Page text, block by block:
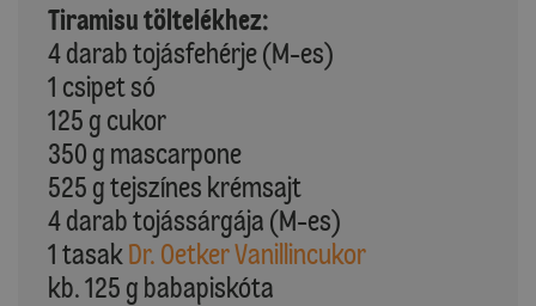
Tiramisu töltelékhez:
4 darab tojásfehérje (M-es)
1 csipet só
125 g cukor
350 g mascarpone
525 g tejszínes krémsajt
4 darab tojássárgája (M-es)
1 tasak Dr. Oetker Vanillincukor
kb. 125 g babapiskóta